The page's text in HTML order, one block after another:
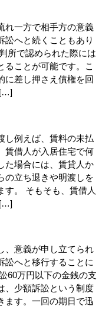
れ一方で相手方の意義
訟へと続くこともあり
所で認められた際には
ることが可能です。こ
に差し押さえ債権を回
[…]
し例えば、賃料の未払
賃借人が入居住宅で何
た場合には、賃貸人か
の立ち退きや明渡しを
す。 そもそも、賃借人
[…]
、意義が申し立てられ
訟へと移行することに
60万円以下の金銭の支
、少額訴訟という制度
ます。一回の期日で迅